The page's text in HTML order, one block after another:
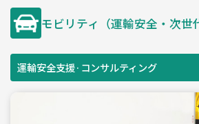
（事業継続マネジメント）
モビリティ（運輸安全・次世
運輸安全支援·コンサルティング